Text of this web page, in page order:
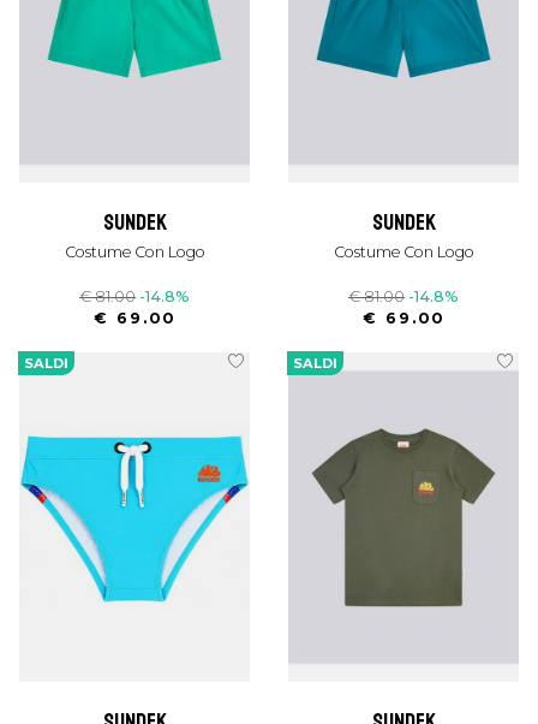
sundek
Costume Con Logo
€ 81.00 -14.8%
€ 69.00
sundek
Costume Con Logo
€ 81.00 -14.8%
€ 69.00
SALDI SALDI